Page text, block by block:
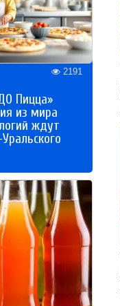
2191
Пицца»
из мира
ждут